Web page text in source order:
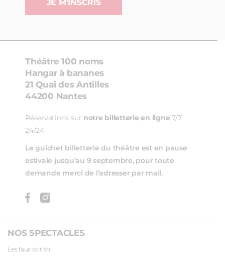
JE M'INSCRIS
NOS SPECTACLES
Les faux british
Théâtre 100 noms
Hangar à bananes
21 Quai des Antilles
44200 Nantes
Réservations sur notre billetterie en ligne 7/7
24/24
Le guichet billetterie du théâtre est en pause
estivale jusqu’au 9 septembre, pour toute
demande merci de l’adresser par mail.